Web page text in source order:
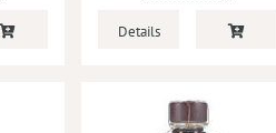
Details